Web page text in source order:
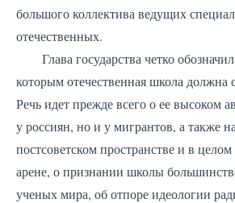
большого коллектива ведущих
отечественных.
Глава государства четко
которым отечественная школа должна
Речь идет прежде всего о ее высоком
у россиян, но и у мигрантов, а также
постсоветском пространстве и в
арене, о признании школы
ученых мира, об отпоре идеологии